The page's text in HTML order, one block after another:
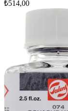
₺514,00